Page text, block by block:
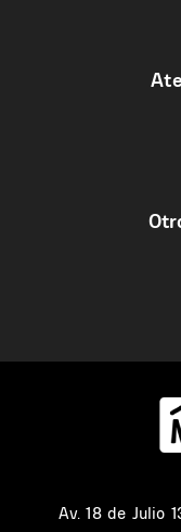
Av. 18 de Julio